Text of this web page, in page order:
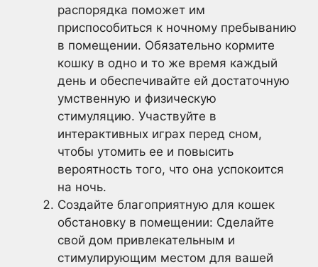
распорядка поможет им
приспособиться к ночному пребыванию
в помещении. Обязательно кормите
кошку в одно и то же время каждый
день и обеспечивайте ей достаточную
умственную и физическую
стимуляцию. Участвуйте в
интерактивных играх перед сном,
чтобы утомить ее и повысить
вероятность того, что она успокоится
на ночь.
Создайте благоприятную для кошек
обстановку в помещении: Сделайте
свой дом привлекательным и
стимулирующим местом для вашей